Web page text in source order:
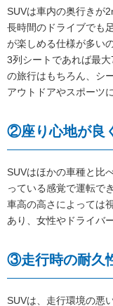
SUVは車内の奥行きが
長時間のドライブでも
が楽しめる仕様が多い
3列シートであれば最
の旅行はもちろん、シ
アウトドアやスポーツ
②座り心地が良
SUVはほかの車種と比
っている感覚で運転で
車高の高さによっては
あり、女性やドライバ
③走行時の耐久
SUVは、走行環境の悪